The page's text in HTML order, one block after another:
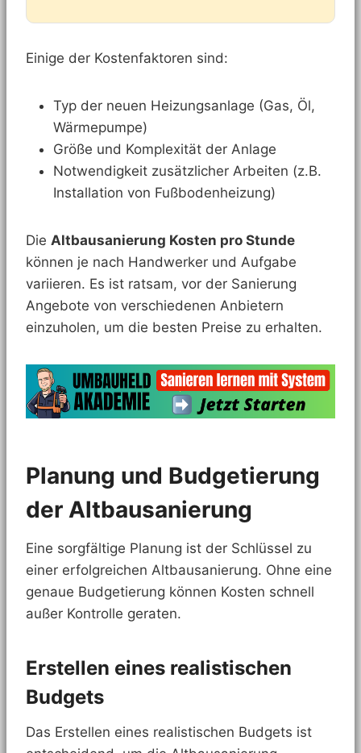
Einige der Kostenfaktoren sind:
Typ der neuen Heizungsanlage (Gas, Öl,
Wärmepumpe)
Größe und Komplexität der Anlage
Notwendigkeit zusätzlicher Arbeiten (z.B.
Installation von Fußbodenheizung)
Die Altbausanierung Kosten pro Stunde
können je nach Handwerker und Aufgabe
variieren. Es ist ratsam, vor der Sanierung
Angebote von verschiedenen Anbietern
einzuholen, um die besten Preise zu erhalten.
Planung und Budgetierung
der Altbausanierung
Eine sorgfältige Planung ist der Schlüssel zu
einer erfolgreichen Altbausanierung. Ohne eine
genaue Budgetierung können Kosten schnell
außer Kontrolle geraten.
Erstellen eines realistischen
Budgets
Das Erstellen eines realistischen Budgets ist